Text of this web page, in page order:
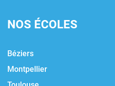
NOS ÉCOLES
Béziers
Montpellier